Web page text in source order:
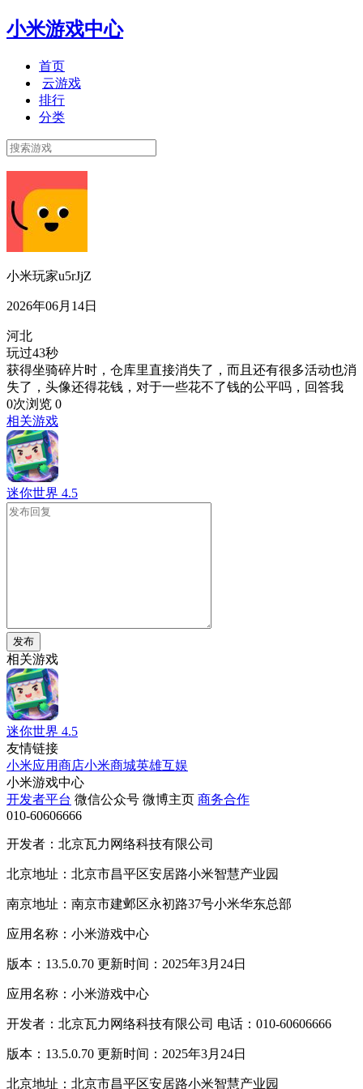
小米游戏中心
首页
云游戏
排行
分类
小米玩家u5rJjZ
2026年06月14日
河北
玩过43秒
获得坐骑碎片时，仓库里直接消失了，而且还有很多活动也消
失了，头像还得花钱，对于一些花不了钱的公平吗，回答我
0次浏览 0
相关游戏
迷你世界 4.5
发布
相关游戏
迷你世界 4.5
友情链接
小米应用商店小米商城英雄互娱
小米游戏中心
开发者平台 微信公众号 微博主页 商务合作
010-60606666
开发者：北京瓦力网络科技有限公司
北京地址：北京市昌平区安居路小米智慧产业园
南京地址：南京市建邺区永初路37号小米华东总部
应用名称：小米游戏中心
版本：13.5.0.70 更新时间：2025年3月24日
应用名称：小米游戏中心
开发者：北京瓦力网络科技有限公司 电话：010-60606666
版本：13.5.0.70 更新时间：2025年3月24日
北京地址：北京市昌平区安居路小米智慧产业园